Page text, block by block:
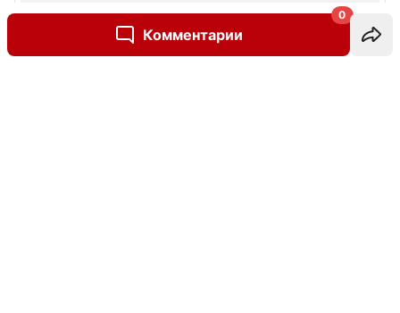
Комментарии
0